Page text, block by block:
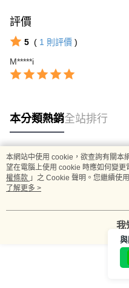
評價
5 ( 1 則評價 )
M*****i
本分類熱銷全站排行
熱門標籤
本網站中使用 cookie，欲查詢有關本
望在電腦上使用 cookie 時應如何變
權條款 」之 Cookie 聲明。您繼續使
用條款之 Cookie 聲明使用 cookie。
了解更多 >
我